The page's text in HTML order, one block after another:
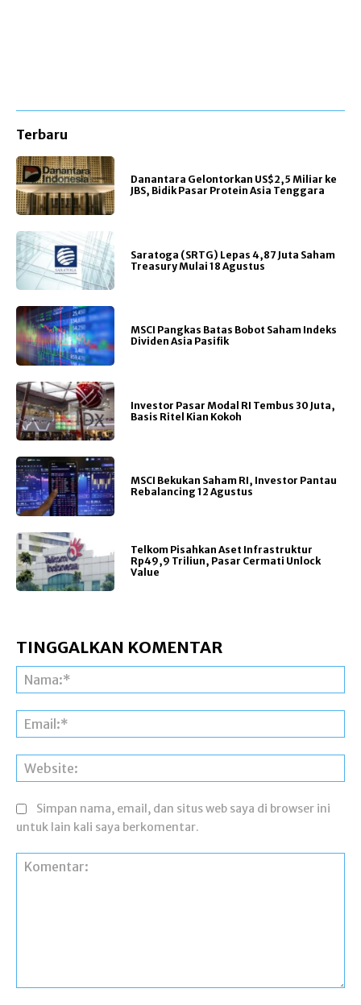
Terbaru
Danantara Gelontorkan US$2,5 Miliar ke
JBS, Bidik Pasar Protein Asia Tenggara
Saratoga (SRTG) Lepas 4,87 Juta Saham
Treasury Mulai 18 Agustus
MSCI Pangkas Batas Bobot Saham Indeks
Dividen Asia Pasifik
Investor Pasar Modal RI Tembus 30 Juta,
Basis Ritel Kian Kokoh
MSCI Bekukan Saham RI, Investor Pantau
Rebalancing 12 Agustus
Telkom Pisahkan Aset Infrastruktur
Rp49,9 Triliun, Pasar Cermati Unlock
Value
TINGGALKAN KOMENTAR
Simpan nama, email, dan situs web saya di browser ini
untuk lain kali saya berkomentar.